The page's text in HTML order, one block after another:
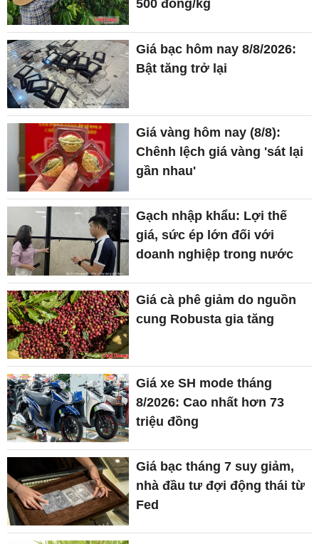
500 đồng/kg
Giá bạc hôm nay 8/8/2026:
Bật tăng trở lại
Giá vàng hôm nay (8/8):
Chênh lệch giá vàng 'sát lại
gần nhau'
Gạch nhập khẩu: Lợi thế
giá, sức ép lớn đối với
doanh nghiệp trong nước
Giá cà phê giảm do nguồn
cung Robusta gia tăng
Giá xe SH mode tháng
8/2026: Cao nhất hơn 73
triệu đồng
Giá bạc tháng 7 suy giảm,
nhà đầu tư đợi động thái từ
Fed